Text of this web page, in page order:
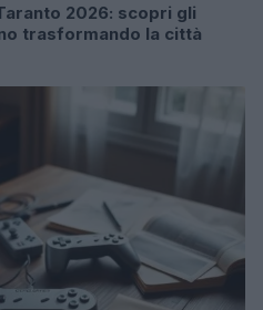
2026: scopri gli
trasformando la città